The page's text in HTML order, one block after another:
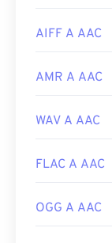
AIFF A AAC
AMR A AAC
WAV A AAC
FLAC A AAC
OGG A AAC